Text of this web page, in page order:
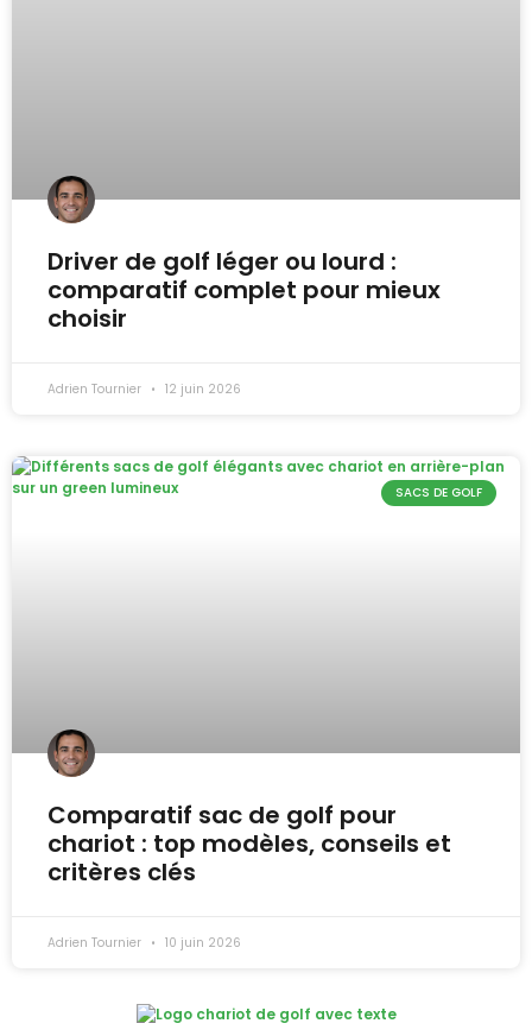
Driver de golf léger ou lourd :
comparatif complet pour mieux
choisir
Adrien Tournier 12 juin 2026
SACS DE GOLF
Comparatif sac de golf pour
chariot : top modèles, conseils et
critères clés
Adrien Tournier 10 juin 2026